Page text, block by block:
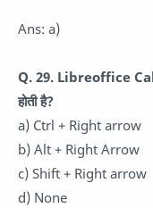
Ans: a)
Q. 29. Libreoffice
होती है?
a) Ctrl + Right arrow
b) Alt + Right Arrow
c) Shift + Right arrow
d) None